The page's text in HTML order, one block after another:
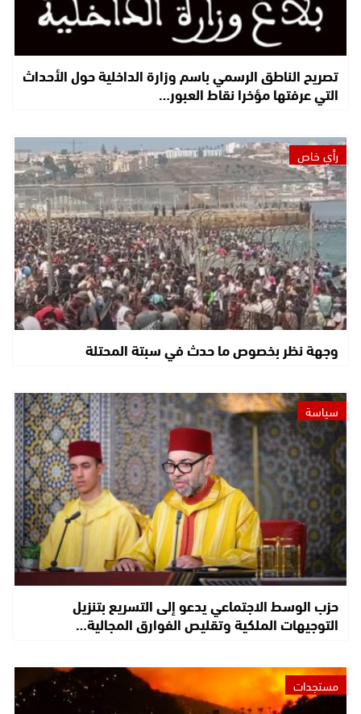
تصريح الناطق الرسمي باسم وزارة الداخلية حول الأحداث
التي عرفتها مؤخرا نقاط العبور…
رأي خاص
وجهة نظر بخصوص ما حدث في سبتة المحتلة
سياسة
حزب الوسط الاجتماعي يدعو إلى التسريع بتنزيل
التوجيهات الملكية وتقليص الفوارق المجالية…
مستجدات